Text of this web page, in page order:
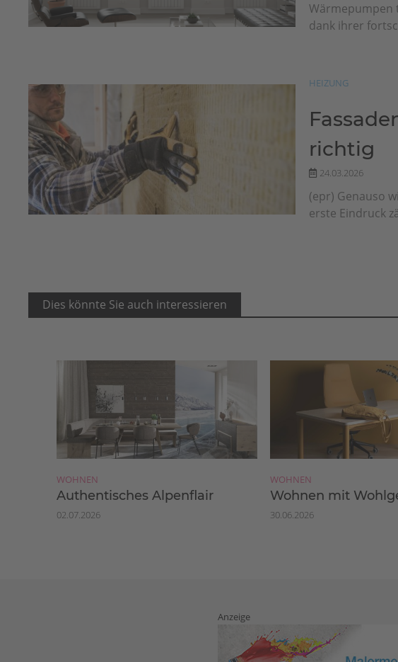
Wärmepumpen
dank ihrer
HEIZUNG
richtig
24.03.2026
(epr) Genauso
erste Eindruck
Dies könnte Sie auch interessieren
WOHNEN
Authentisches Alpenflair
02.07.2026
WOHNEN
Wohnen mit
30.06.2026
Anzeige